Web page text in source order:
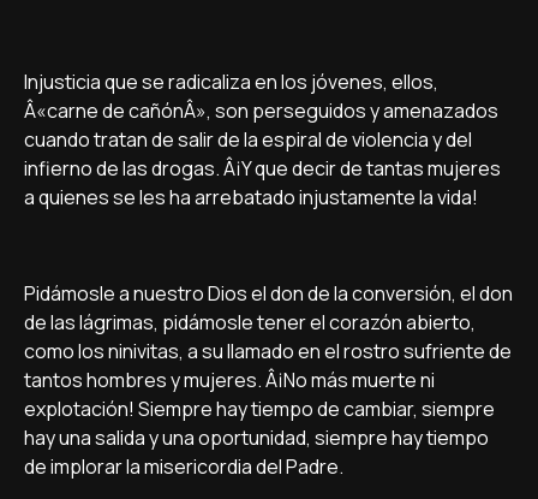
Injusticia que se radicaliza en los jóvenes, ellos,
Â«carne de cañónÂ», son perseguidos y amenazados
cuando tratan de salir de la espiral de violencia y del
infierno de las drogas. Â¡Y que decir de tantas mujeres
a quienes se les ha arrebatado injustamente la vida!
Pidámosle a nuestro Dios el don de la conversión, el don
de las lágrimas, pidámosle tener el corazón abierto,
como los ninivitas, a su llamado en el rostro sufriente de
tantos hombres y mujeres. Â¡No más muerte ni
explotación! Siempre hay tiempo de cambiar, siempre
hay una salida y una oportunidad, siempre hay tiempo
de implorar la misericordia del Padre.